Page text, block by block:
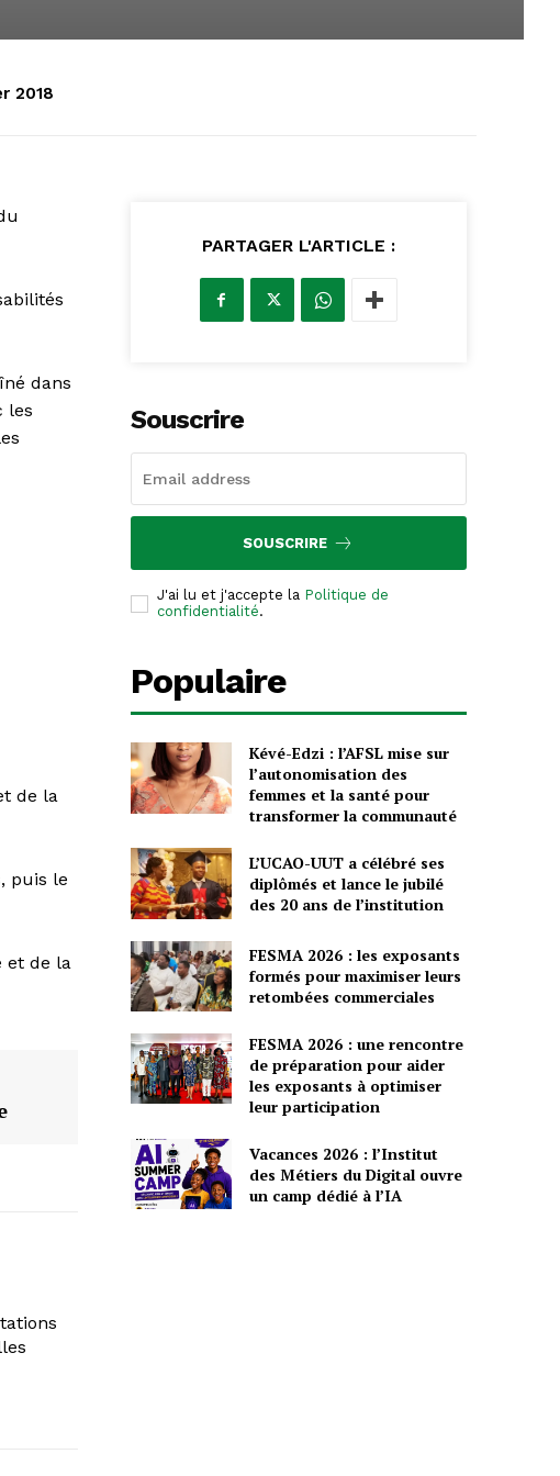
2018
dans
les
de la
puis le
et de la
PARTAGER L'ARTICLE :
Souscrire
SOUSCRIRE
J'ai lu et j'accepte la Politique de
confidentialité.
Populaire
Kévé-Edzi : l’AFSL mise sur
l’autonomisation des
femmes et la santé pour
transformer la communauté
L’UCAO-UUT a célébré ses
diplômés et lance le jubilé
des 20 ans de l’institution
FESMA 2026 : les exposants
formés pour maximiser leurs
retombées commerciales
FESMA 2026 : une rencontre
de préparation pour aider
les exposants à optimiser
leur participation
Vacances 2026 : l’Institut
des Métiers du Digital ouvre
un camp dédié à l’IA